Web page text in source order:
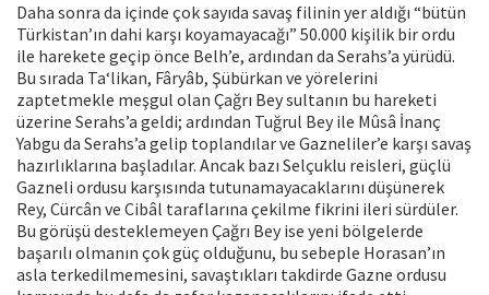
Daha sonra da içinde çok sayıda savaş filinin yer aldığı “bütün
Türkistan’ın dahi karşı koyamayacağı” 50.000 kişilik bir ordu
ile harekete geçip önce Belh’e, ardından da Serahs’a yürüdü.
Bu sırada Ta‘likan, Fâryâb, Şübürkan ve yörelerini
zaptetmekle meşgul olan Çağrı Bey sultanın bu hareketi
üzerine Serahs’a geldi; ardından Tuğrul Bey ile Mûsâ İnanç
Yabgu da Serahs’a gelip toplandılar ve Gazneliler’e karşı savaş
hazırlıklarına başladılar. Ancak bazı Selçuklu reisleri, güçlü
Gazneli ordusu karşısında tutunamayacaklarını düşünerek
Rey, Cürcân ve Cibâl taraflarına çekilme fikrini ileri sürdüler.
Bu görüşü desteklemeyen Çağrı Bey ise yeni bölgelerde
başarılı olmanın çok güç olduğunu, bu sebeple Horasan’ın
asla terkedilmemesini, savaştıkları takdirde Gazne ordusu